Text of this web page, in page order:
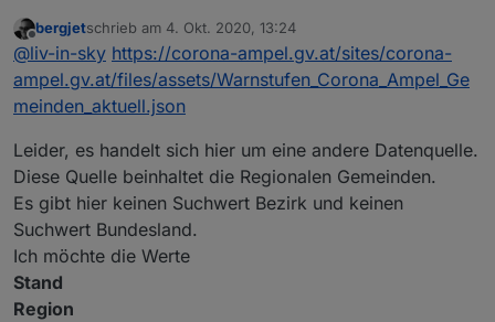
also dieses script bringt die daten unter
javascript.0.coronamapel - das schedule ist im
moment auf jede minute gesetzt - solltest du aber
ändern vielleicht alle 30 minuten oder jede stunde
(zeile: 73) d.h. es dauert auch eine minute, bis daten
Spoiler
Offline
bergjetschrieb am 4. Okt. 2020, 13:24
zuletzt editiert von
@liv-in-sky https://corona-ampel.gv.at/sites/corona-
ampel.gv.at/files/assets/Warnstufen_Corona_Ampel_Ge
meinden_aktuell.json
Leider, es handelt sich hier um eine andere Datenquelle.
Diese Quelle beinhaltet die Regionalen Gemeinden.
Es gibt hier keinen Suchwert Bezirk und keinen
Suchwert Bundesland.
Ich möchte die Werte
Stand
Region